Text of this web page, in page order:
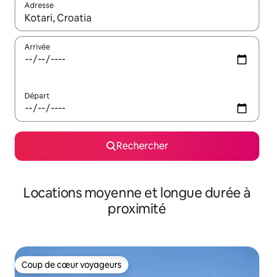
Adresse
Lorsque les résultats s'affichent, utilisez les flèches vers le
Arrivée
Départ
Rechercher
Locations moyenne et longue durée à
proximité
Coup de cœur voyageurs
Coup de cœur voyageurs